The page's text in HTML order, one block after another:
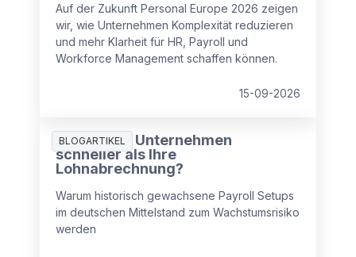
Auf der Zukunft Personal Europe 2026 zeigen
wir, wie Unternehmen Komplexität reduzieren
und mehr Klarheit für HR, Payroll und
Workforce Management schaffen können.
15-09-2026
BLOGARTIKEL
Wächst Ihr Unternehmen
schneller als Ihre
Lohnabrechnung?
Warum historisch gewachsene Payroll Setups
im deutschen Mittelstand zum Wachstumsrisiko
werden